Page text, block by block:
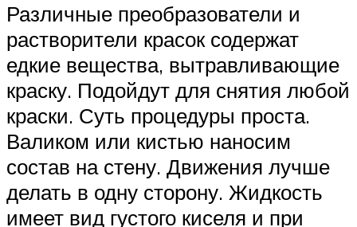
Различные преобразователи и
растворители красок содержат
едкие вещества, вытравливающие
краску. Подойдут для снятия любой
краски. Суть процедуры проста.
Валиком или кистью наносим
состав на стену. Движения лучше
делать в одну сторону. Жидкость
имеет вид густого киселя и при